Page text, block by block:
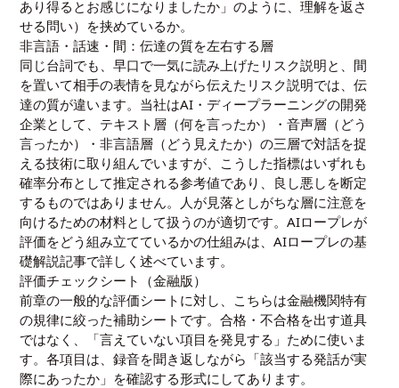
あり得るとお感じになりましたか」のように、理解を返さ
せる問い）を挟めているか。
非言語・話速・間：伝達の質を左右する層
同じ台詞でも、早口で一気に読み上げたリスク説明と、間
を置いて相手の表情を見ながら伝えたリスク説明では、伝
達の質が違います。当社はAI・ディープラーニングの開発
企業として、テキスト層（何を言ったか）・音声層（どう
言ったか）・非言語層（どう見えたか）の三層で対話を捉
える技術に取り組んでいますが、こうした指標はいずれも
確率分布として推定される参考値であり、良し悪しを断定
するものではありません。人が見落としがちな層に注意を
向けるための材料として扱うのが適切です。AIロープレが
評価をどう組み立てているかの仕組みは、AIロープレの基
礎解説記事で詳しく述べています。
評価チェックシート（金融版）
前章の一般的な評価シートに対し、こちらは金融機関特有
の規律に絞った補助シートです。合格・不合格を出す道具
ではなく、「言えていない項目を発見する」ために使いま
す。各項目は、録音を聞き返しながら「該当する発話が実
際にあったか」を確認する形式にしてあります。